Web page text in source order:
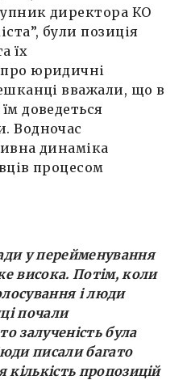
директора КО
були позиція
їх
юридичні
вважали, що в
доведеться
Водночас
динаміка
процесом
у перейменування
висока. Потім, коли
і люди
почали
залученість була
писали багато
кількість пропозицій